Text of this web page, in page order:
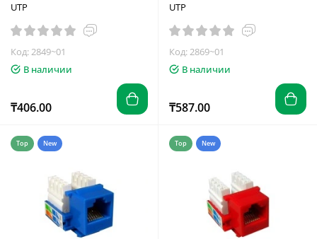
UTP
Код: 2849~01
В наличии
₸406.00
UTP
Код: 2869~01
В наличии
₸587.00
Top New Top New